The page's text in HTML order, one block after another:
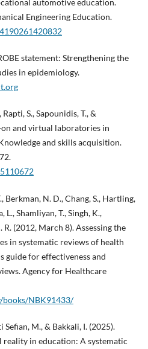
automotive education.
Engineering Education.
statement: Strengthening the
in epidemiology.
S., Sapounidis, T., &
on and virtual laboratories in
and skills acquisition.
Berkman, N. D., Chang, S., Hartling,
L., Shamliyan, T., Singh, K.,
R. (2012, March 8). Assessing the
in systematic reviews of health
guide for effectiveness and
Agency for Healthcare
books/NBK91433/
M., & Bakkali, I. (2025).
in education: A systematic